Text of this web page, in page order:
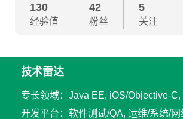
130
经验值
42
粉丝
5
关注
技术雷达
专长领域：Java EE, iOS/Objective-C,
开发平台：软件测试/QA, 运维/系统/